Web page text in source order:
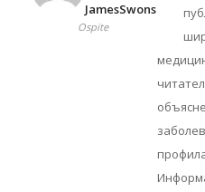
JamesSwons
Ospite